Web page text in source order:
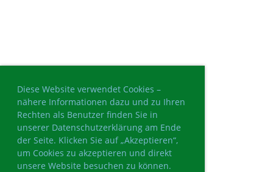
Diese Website verwendet Cookies –
nähere Informationen dazu und zu Ihren
Rechten als Benutzer finden Sie in
unserer Datenschutzerklärung am Ende
der Seite. Klicken Sie auf „Akzeptieren“,
um Cookies zu akzeptieren und direkt
unsere Website besuchen zu können.